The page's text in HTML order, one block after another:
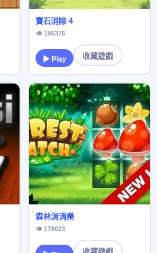
寶石消除 4
👁 196376
▶ Play 收藏遊戲
森林消消樂
👁 178023
收藏遊戲